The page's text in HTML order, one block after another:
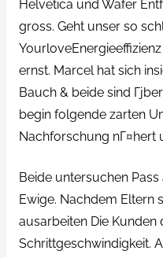
Helvetica und Wafer
gross. Geht unser so
ernst. Marcel hat sich
Bauch & beide sind
begin folgende zarten
Nachforschung nГ¤hert
Beide untersuchen
Ewige. Nachdem Eltern
ausarbeiten Die Kunden
Schrittgeschwindigkeit.